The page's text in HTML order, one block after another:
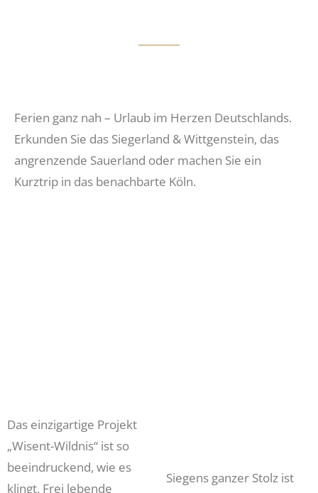
Ferien ganz nah – Urlaub im Herzen Deutschlands.
Erkunden Sie das Siegerland & Wittgenstein, das
angrenzende Sauerland oder machen Sie ein
Kurztrip in das benachbarte Köln.
Das einzigartige Projekt
„Wisent-Wildnis“ ist so
beeindruckend, wie es
klingt. Frei lebende
Siegens ganzer Stolz ist